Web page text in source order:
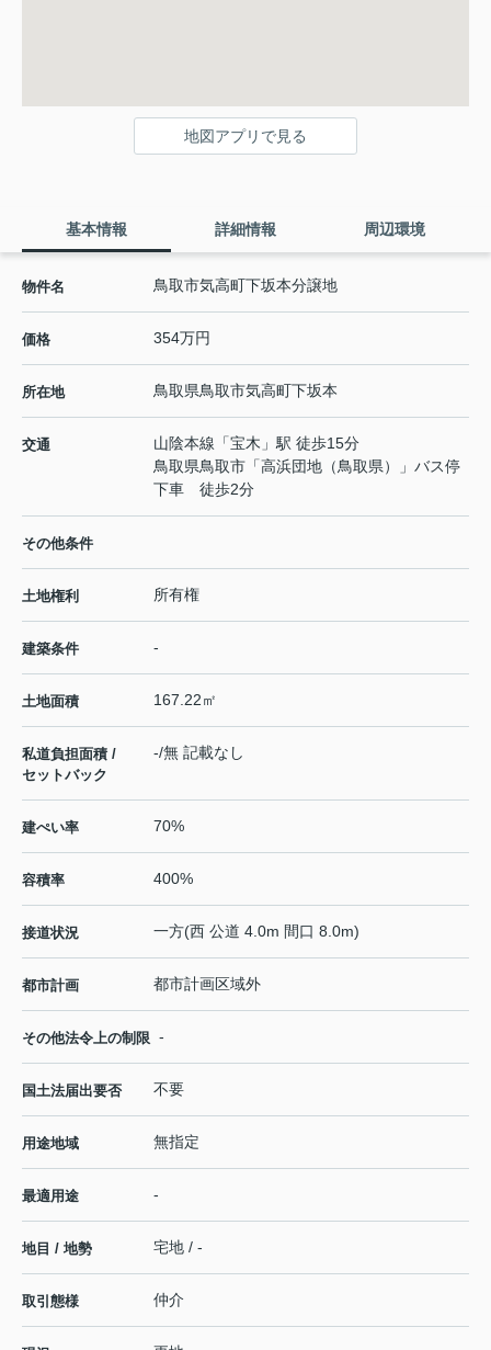
地図アプリで見る
基本情報 詳細情報 周辺環境
物件名 鳥取市気高町下坂本分譲地
価格 354万円
所在地 鳥取県鳥取市気高町下坂本
交通 山陰本線 「宝木 」駅 徒歩15分
鳥取県鳥取市「高浜団地（鳥取県）」バス停
下車 徒歩2分
その他条件
土地権利 所有権
建築条件 -
土地面積 167.22㎡
私道負担面積 /
セットバック
-/無 記載なし
建ぺい率 70%
容積率 400%
接道状況 一方(西 公道 4.0m 間口 8.0m)
都市計画 都市計画区域外
その他法令上の制限 -
国土法届出要否 不要
用途地域 無指定
最適用途 -
地目 / 地勢 宅地 / -
取引態様 仲介